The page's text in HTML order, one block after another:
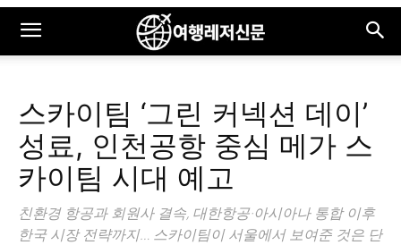
스카이팀 ‘그린 커넥션 데이’
성료, 인천공항 중심 메가 스
카이팀 시대 예고
친환경 항공과 회원사 결속, 대한항공·아시아나 통합 이후
한국 시장 전략까지… 스카이팀이 서울에서 보여준 것은 단